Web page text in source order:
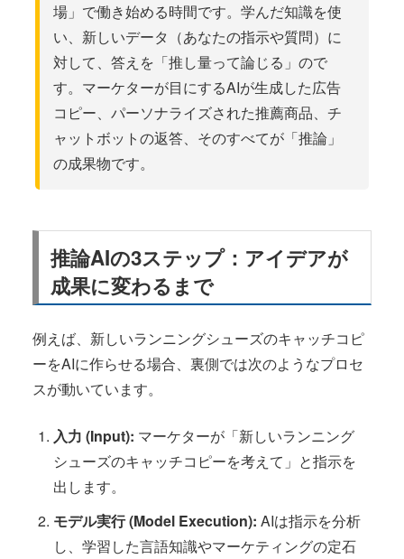
場」で働き始める時間です。学んだ知識を使
い、新しいデータ（あなたの指示や質問）に
対して、答えを「推し量って論じる」ので
す。マーケターが目にするAIが生成した広告
コピー、パーソナライズされた推薦商品、チ
ャットボットの返答、そのすべてが「推論」
の成果物です。
推論AIの3ステップ：アイデアが
成果に変わるまで
例えば、新しいランニングシューズのキャッチコピ
ーをAIに作らせる場合、裏側では次のようなプロセ
スが動いています。
入力 (Input): マーケターが「新しいランニング
シューズのキャッチコピーを考えて」と指示を
出します。
モデル実行 (Model Execution): AIは指示を分析
し、学習した言語知識やマーケティングの定石